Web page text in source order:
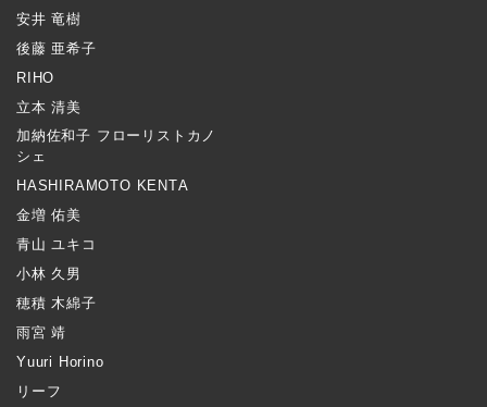
安井 竜樹
後藤 亜希子
RIHO
立本 清美
加納佐和子 フローリストカノ
シェ
HASHIRAMOTO KENTA
金増 佑美
青山 ユキコ
小林 久男
穂積 木綿子
雨宮 靖
Yuuri Horino
リーフ